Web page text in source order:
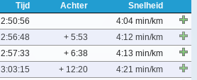
Tijd Achter
Snelheid
2:50:56
4:04 min/km
2:56:48 + 5:53
4:12 min/km
2:57:33 + 6:38
4:13 min/km
3:03:15 + 12:20
4:21 min/km